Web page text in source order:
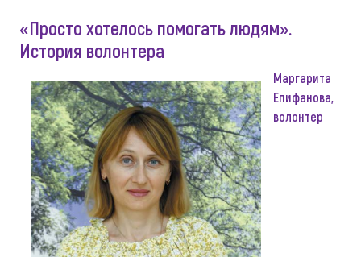
«Просто хотелось помогать людям».
История волонтера
Маргарита
Епифанова,
волонтер